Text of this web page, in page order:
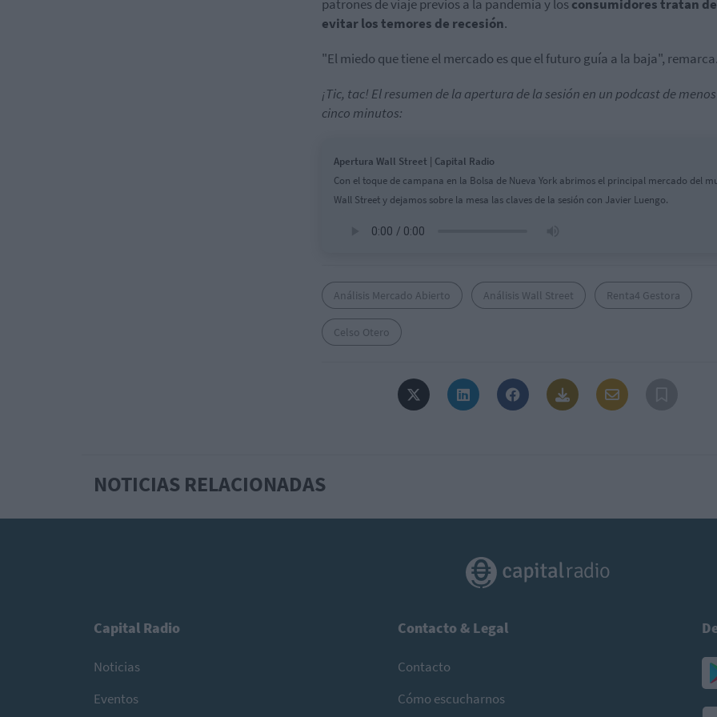
patrones de viaje previos a la pandemia y losconsumidores tratan de
evitar los temores de recesión.
"El miedo que tiene el mercado es que el futuro guía a la baja", remarca.
¡Tic, tac! El resumen de la apertura de la sesión en un podcast de
cinco minutos:
Apertura Wall Street | Capital Radio
Con el toque de campana en la Bolsa de Nueva York abrimos el principal mercado del
Wall Street y dejamos sobre la mesa las claves de la sesión con Javier Luengo.
Análisis Mercado Abierto Análisis Wall Street Renta4 Gestora
Celso Otero
NOTICIAS RELACIONADAS
Capital Radio
Noticias
Eventos
Contacto & Legal
Contacto
Cómo escucharnos